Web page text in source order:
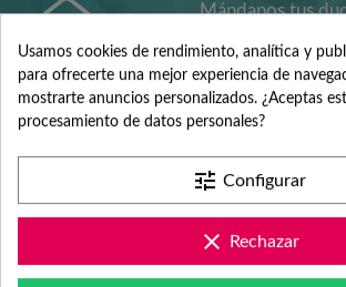
Mándanos tus
Revisa nuestras
documentación
Usamos cookies de rendimiento, analítica y
para ofrecerte una mejor experiencia de
mostrarte anuncios personalizados. ¿Aceptas
procesamiento de datos personales?
tune Configurar
clear Rechazar